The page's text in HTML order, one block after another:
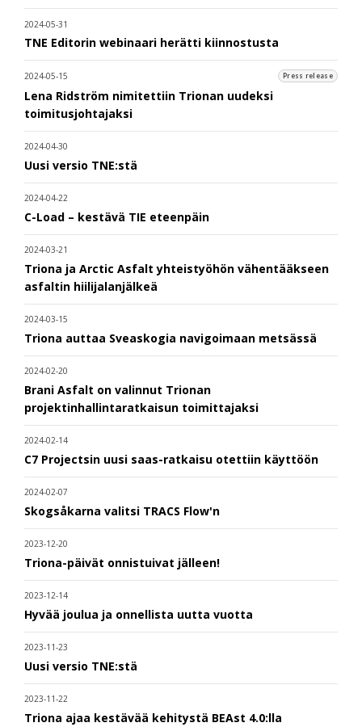
2024-05-31
TNE Editorin webinaari herätti kiinnostusta
2024-05-15 Press release
Lena Ridström nimitettiin Trionan uudeksi
toimitusjohtajaksi
2024-04-30
Uusi versio TNE:stä
2024-04-22
C-Load – kestävä TIE eteenpäin
2024-03-21
Triona ja Arctic Asfalt yhteistyöhön vähentääkseen
asfaltin hiilijalanjälkeä
2024-03-15
Triona auttaa Sveaskogia navigoimaan metsässä
2024-02-20
Brani Asfalt on valinnut Trionan
projektinhallintaratkaisun toimittajaksi
2024-02-14
C7 Projectsin uusi saas-ratkaisu otettiin käyttöön
2024-02-07
Skogsåkarna valitsi TRACS Flow'n
2023-12-20
Triona-päivät onnistuivat jälleen!
2023-12-14
Hyvää joulua ja onnellista uutta vuotta
2023-11-23
Uusi versio TNE:stä
2023-11-22
Triona ajaa kestävää kehitystä BEAst 4.0:lla